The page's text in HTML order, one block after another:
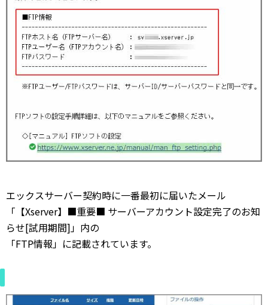
エックスサーバー契約時に一番最初に届いたメール
「【Xserver】■重要■ サーバーアカウント設定完了のお知
らせ[試用期間]」内の
「FTP情報」に記載されています。